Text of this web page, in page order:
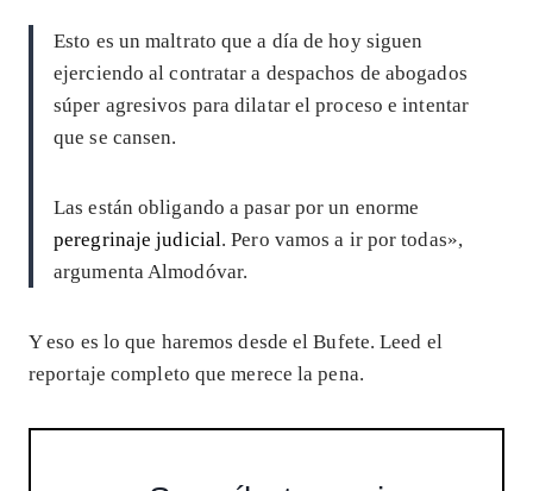
Esto es un maltrato que a día de hoy siguen
ejerciendo al contratar a despachos de abogados
súper agresivos para dilatar el proceso e intentar
que se cansen.
Las están obligando a pasar por un enorme
peregrinaje judicial. Pero vamos a ir por todas»,
argumenta Almodóvar.
Y eso es lo que haremos desde el Bufete. Leed el
reportaje completo que merece la pena.